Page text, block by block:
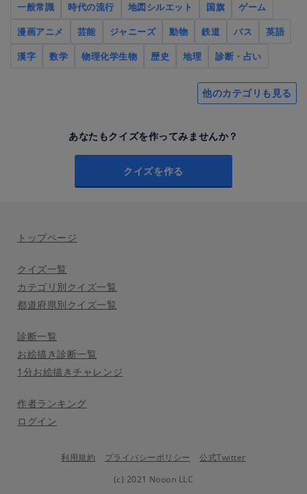
一般常識 時代の流行 地図シルエット 国旗
ゲーム
漫画アニメ
芸能 ジャニーズ 動物 鉄道 バス
英語
漢字
数学 物理化学生物 歴史 地理 診断・占い
他のカテゴリも見る
あなたもクイズを作ってみませんか？
クイズを作る
トップページ
クイズ一覧
カテゴリ別クイズ一覧
都道府県別クイズ一覧
診断一覧
お絵描き診断一覧
1分お絵描きチャレンジ
作者ランキング
ログイン
利用規約 プライバシーポリシー
公式Twitter
(c) 2021 Nooon LLC